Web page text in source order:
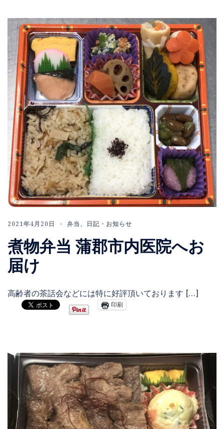
2021年4月20日 弁当、 日記・お知らせ
煮物弁当 蒲郡市内医院へお
届け
高齢者の茶話会などには特に好評頂いております […]
印刷